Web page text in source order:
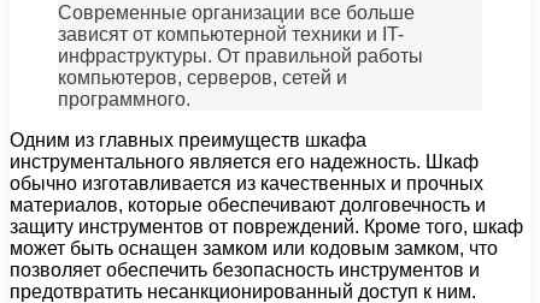
Современные организации все больше
зависят от компьютерной техники и IT-
инфраструктуры. От правильной работы
компьютеров, серверов, сетей и
программного.
Одним из главных преимуществ шкафа
инструментального является его надежность. Шкаф
обычно изготавливается из качественных и прочных
материалов, которые обеспечивают долговечность и
защиту инструментов от повреждений. Кроме того, шкаф
может быть оснащен замком или кодовым замком, что
позволяет обеспечить безопасность инструментов и
предотвратить несанкционированный доступ к ним.